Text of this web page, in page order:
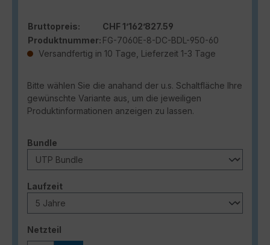
Bruttopreis:
CHF 1’162’827.59
Produktnummer: FG-7060E-8-DC-BDL-950-60
Versandfertig in 10 Tage, Lieferzeit 1-3 Tage
Bitte wählen Sie die anahand der u.s. Schaltfläche Ihre
gewünschte Variante aus, um die jeweiligen
Produktinformationen anzeigen zu lassen.
Bundle
Laufzeitauswählen
Netzteil